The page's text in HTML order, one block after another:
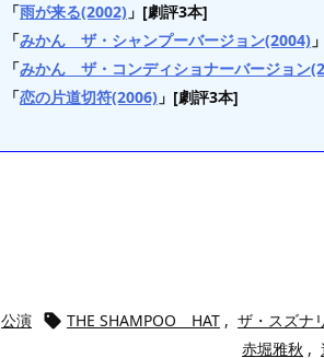
「雨が来る(2002) 」[劇評3本]
「みかん ザ・シャンプーバージョン(2004)
「みかん ザ・コンディショナーバージョン
「恋の片道切符(2006) 」[劇評3本]
公演  THE SHAMPOO HAT , ザ・スズナ
赤堀雅秋 ,